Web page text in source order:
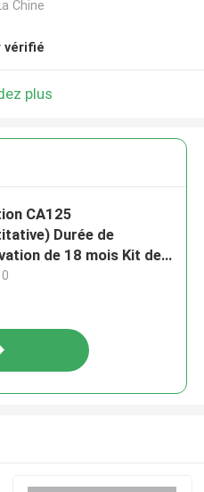
Chine
vérifié
plus
CA125
Durée de
de 18 mois Kit de
avec sensibilité et